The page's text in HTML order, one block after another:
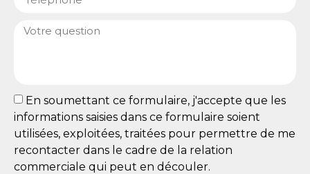
En soumettant ce formulaire, j'accepte que les
informations saisies dans ce formulaire soient
utilisées, exploitées, traitées pour permettre de me
recontacter dans le cadre de la relation
commerciale qui peut en découler.